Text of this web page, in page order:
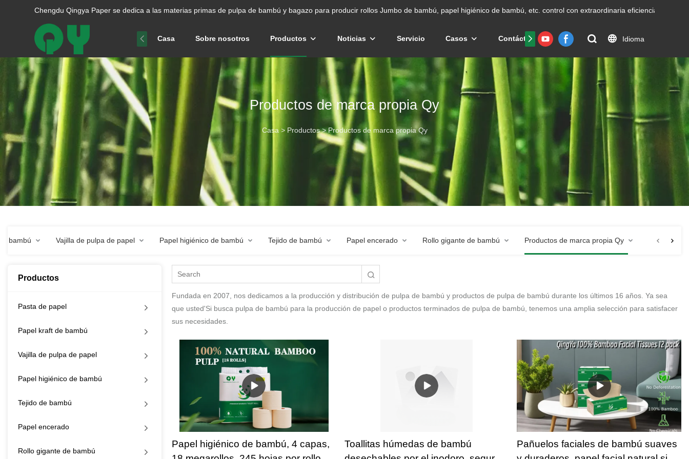
Chengdu Qingya Paper se dedica a las materias primas de pulpa de bambú y bagazo para producir rollos Jumbo de bambú, papel higiénico de bambú, etc. control con extraordinaria eficiencia.
Casa Sobre nosotros Productos Noticias Servicio Casos Contáctenos Preguntas frecuentes
Idioma
Productos de marca propia Qy
Casa > Productos > Productos de marca propia Qy
bambú Vajilla de pulpa de papel Papel higiénico de bambú Tejido de bambú Papel encerado Rollo gigante de bambú Productos de marca propia Qy
Productos
Pasta de papel
Papel kraft de bambú
Vajilla de pulpa de papel
Papel higiénico de bambú
Tejido de bambú
Papel encerado
Rollo gigante de bambú
Fundada en 2007, nos dedicamos a la producción y distribución de pulpa de bambú y productos de pulpa de bambú durante los últimos 16 años. Ya sea
que usted'Si busca pulpa de bambú para la producción de papel o productos terminados de pulpa de bambú, tenemos una amplia selección para satisfacer
sus necesidades.
Papel higiénico de bambú, 4 capas,
Toallitas húmedas de bambú
Pañuelos faciales de bambú suaves